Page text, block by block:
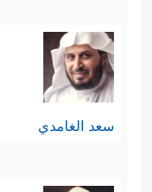
في إشارةٍ
لدى كلِّ
أسماؤهم
سعد الغامدي